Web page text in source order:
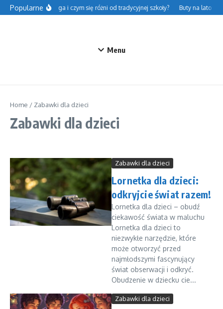
Przejdź do treści
Popularne
– na czym polega i czym się różni od tradycyjnej szkoły? Buty na lato do
Menu
Home / Zabawki dla dzieci
Zabawki dla dzieci
Zabawki dla dzieci
Lornetka dla dzieci:
odkryjcie świat razem!
Lornetka dla dzieci – obudź
ciekawość świata w maluchu
Lornetka dla dzieci to
niezwykłe narzędzie, które
może otworzyć przed
najmłodszymi fascynujący
świat obserwacji i odkryć.
Obudzenie w dziecku cie...
Zabawki dla dzieci